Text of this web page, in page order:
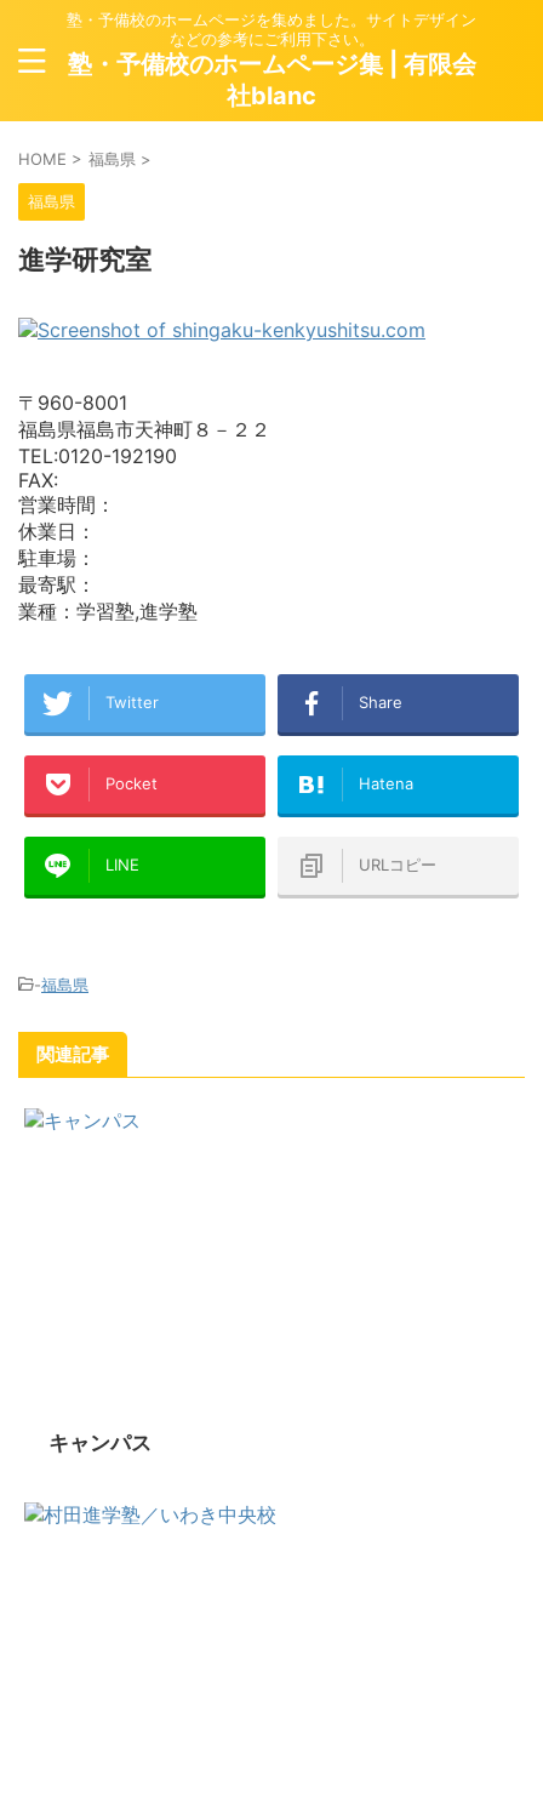
塾・予備校のホームページを集めました。サイトデザイン
などの参考にご利用下さい。
塾・予備校のホームページ集 | 有限会
社blanc
HOME > 福島県 >
福島県
進学研究室
〒960-8001
福島県福島市天神町８－２２
TEL:0120-192190
FAX:
営業時間：
休業日：
駐車場：
最寄駅：
業種：学習塾,進学塾
Twitter Share
Pocket Hatena
LINE URLコピー
-福島県
関連記事
キャンパス